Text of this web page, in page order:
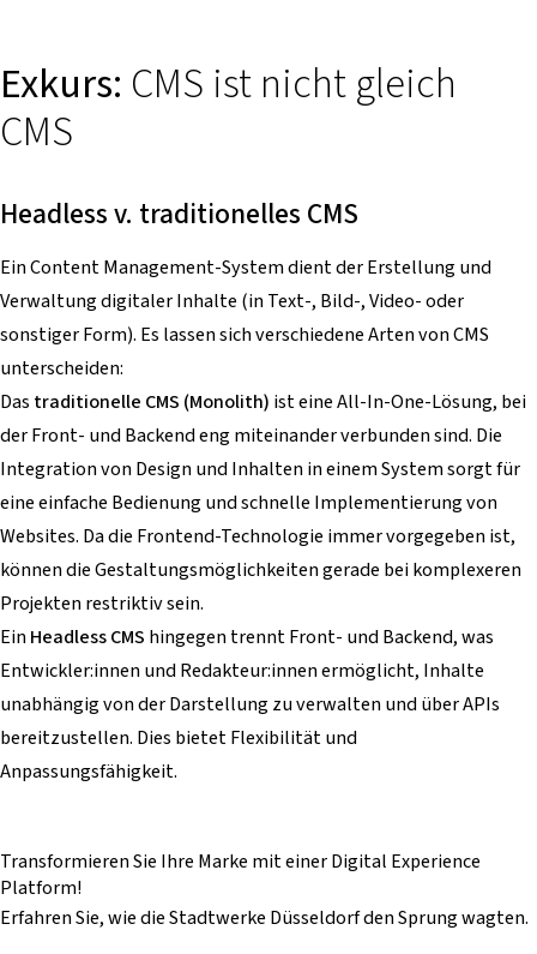
Exkurs: CMS ist nicht gleich
CMS
Headless v. traditionelles CMS
Ein Content Management-System dient der Erstellung und
Verwaltung digitaler Inhalte (in Text-, Bild-, Video- oder
sonstiger Form). Es lassen sich verschiedene Arten von CMS
unterscheiden:
Das traditionelle CMS (Monolith) ist eine All-In-One-Lösung, bei
der Front- und Backend eng miteinander verbunden sind. Die
Integration von Design und Inhalten in einem System sorgt für
eine einfache Bedienung und schnelle Implementierung von
Websites. Da die Frontend-Technologie immer vorgegeben ist,
können die Gestaltungsmöglichkeiten gerade bei komplexeren
Projekten restriktiv sein.
EinHeadless CMS hingegen trennt Front- und Backend, was
Entwickler:innen und Redakteur:innen ermöglicht, Inhalte
unabhängig von der Darstellung zu verwalten und über APIs
bereitzustellen. Dies bietet Flexibilität und
Anpassungsfähigkeit.
Transformieren Sie Ihre Marke mit einerDigital Experience
Platform!
Erfahren Sie, wie die Stadtwerke Düsseldorf den Sprung wagten.